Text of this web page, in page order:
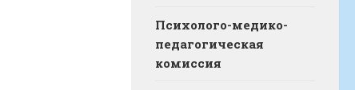
Психолого-медико-
педагогическая
комиссия